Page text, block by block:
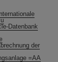
Datenbank
der
=AA